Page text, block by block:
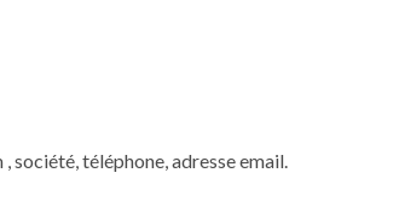
société, téléphone, adresse email.